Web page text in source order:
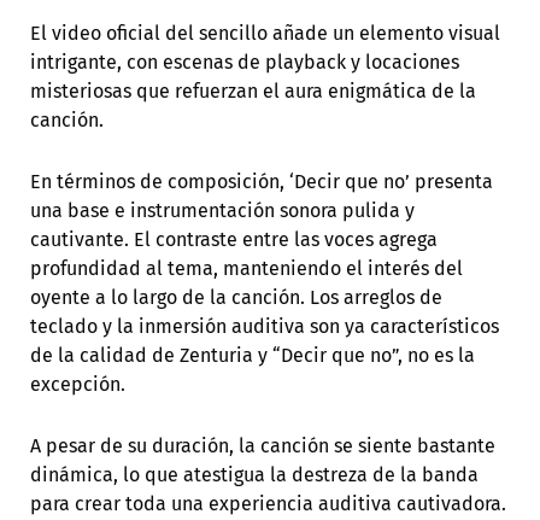
El video oficial del sencillo añade un elemento visual
intrigante, con escenas de playback y locaciones
misteriosas que refuerzan el aura enigmática de la
canción.
En términos de composición, ‘Decir que no’ presenta
una base e instrumentación sonora pulida y
cautivante. El contraste entre las voces agrega
profundidad al tema, manteniendo el interés del
oyente a lo largo de la canción. Los arreglos de
teclado y la inmersión auditiva son ya característicos
de la calidad de Zenturia y “Decir que no”, no es la
excepción.
A pesar de su duración, la canción se siente bastante
dinámica, lo que atestigua la destreza de la banda
para crear toda una experiencia auditiva cautivadora.